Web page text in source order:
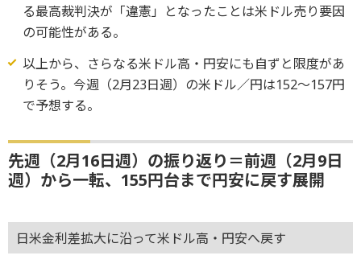
る最高裁判決が「違憲」となったことは米ドル売り要因
の可能性がある。
以上から、さらなる米ドル高・円安にも自ずと限度があ
りそう。今週（2月23日週）の米ドル／円は152～157円
で予想する。
先週（2月16日週）の振り返り＝前週（2月9日
週）から一転、155円台まで円安に戻す展開
日米金利差拡大に沿って米ドル高・円安へ戻す